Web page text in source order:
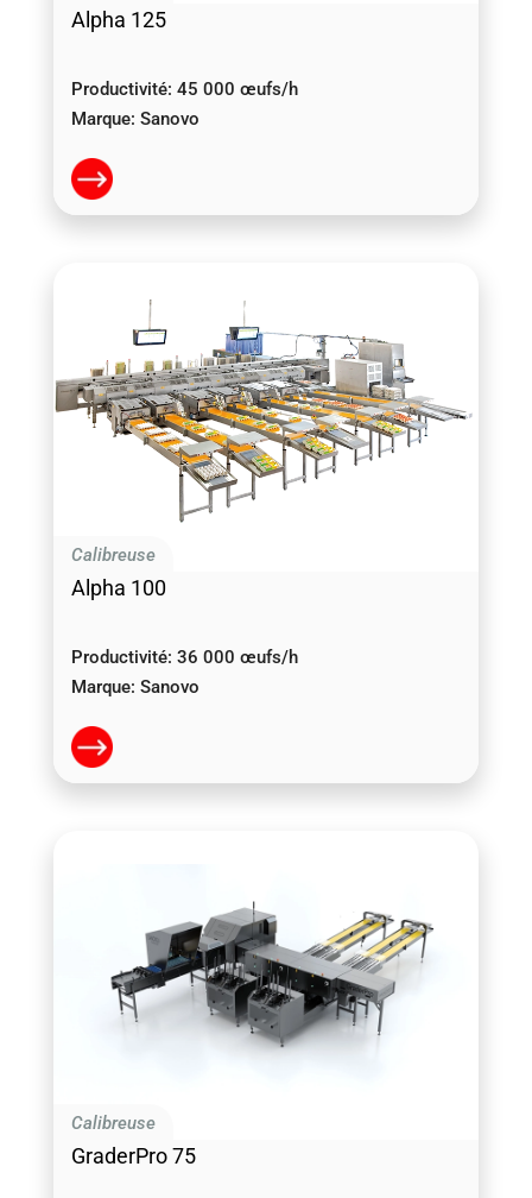
Alpha 125
Productivité: 45 000 œufs/h
Marque: Sanovo
Calibreuse
Alpha 100
Productivité: 36 000 œufs/h
Marque: Sanovo
Calibreuse
GraderPro 75